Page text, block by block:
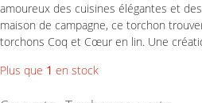
amoureux des cuisines élégantes et
maison de campagne, ce torchon
torchons Coq et Cœur en lin. Une
Plus que 1 en stock